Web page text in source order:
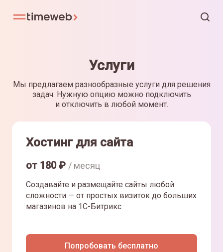
Услуги
Мы предлагаем разнообразные услуги для решения
задач. Нужную опцию можно подключить
и отключить в любой момент.
Хостинг для сайта
от 180₽ / месяц
Создавайте и размещайте сайты любой
сложности — от простых визиток до больших
магазинов на 1С-Битрикс
Попробовать бесплатно